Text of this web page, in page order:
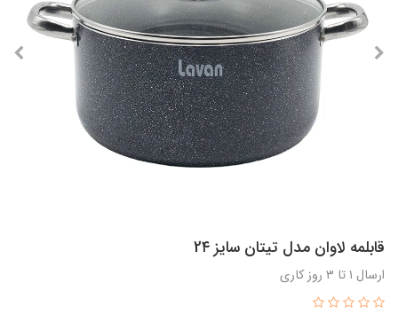
قابلمه لاوان مدل تیتان سایز 2۴
ارسال ۱ تا ۳ روز کاری